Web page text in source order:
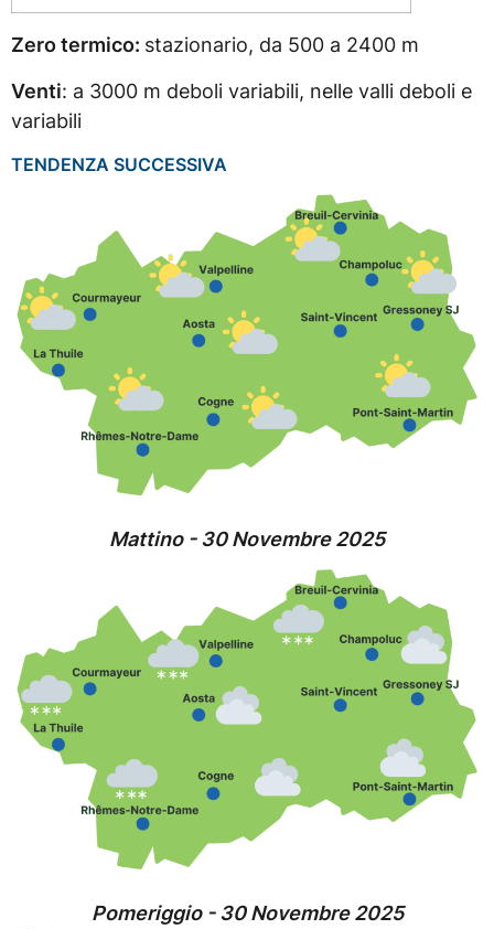
Zero termico: stazionario, da 500 a 2400 m
Venti: a 3000 m deboli variabili, nelle valli deboli e
variabili
TENDENZA SUCCESSIVA
Mattino - 30 Novembre 2025
Pomeriggio - 30 Novembre 2025